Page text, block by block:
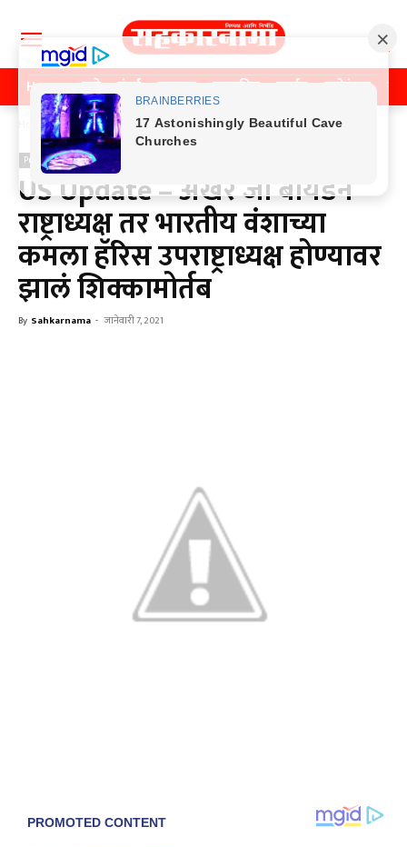
Home पुणे मुंबई महाराष्ट्र राजकीय क्राईम मनोरंजन
Home Previos News
Previos News
US Update – अखेर जो बायडन
राष्ट्राध्यक्ष तर भारतीय वंशाच्या
कमला हॅरिस उपराष्ट्राध्यक्ष होण्यावर
झालं शिक्कामोर्तब
By Sahkarnama - जानेवारी 7, 2021